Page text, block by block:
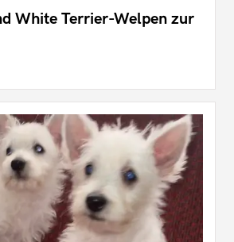
White Terrier-Welpen zur